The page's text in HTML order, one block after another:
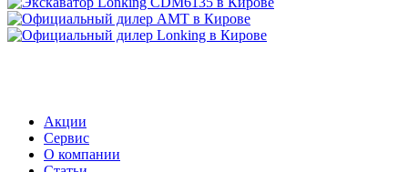
Акции
Сервис
О компании